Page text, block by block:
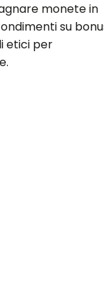
monete in
su
etici per